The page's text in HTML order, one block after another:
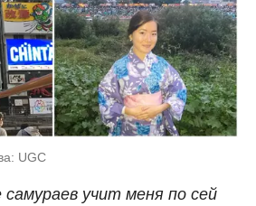
UGC
учит меня по сей